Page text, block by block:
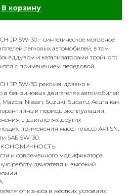
В корзину
JP 5W-30 – синтетическое моторное
легковых автомобилей, в том
и катализаторами тройного
с применением передовой
JP 5W-30 рекомендовано к
бензиновых двигателях автомобилей
Nissan, Suzuki, Subaru, Acura как
период эксплуатации.
в двигателях других
применения масел класса API SN,
SAE 5W-30.
и современного модификатора
работу двигателя и высокий
от износа в жестких условиях